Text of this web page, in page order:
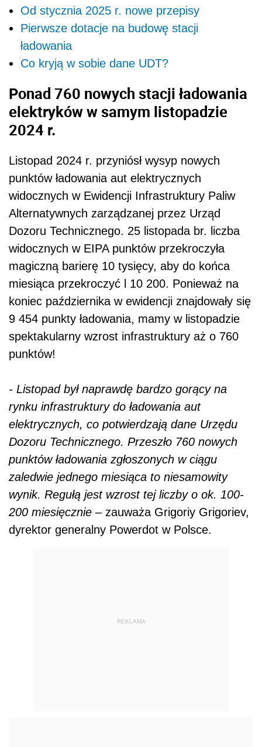
Od stycznia 2025 r. nowe przepisy
Pierwsze dotacje na budowę stacji
ładowania
Co kryją w sobie dane UDT?
Ponad 760 nowych stacji ładowania
elektryków w samym listopadzie
2024 r.
Listopad 2024 r. przyniósł wysyp nowych
punktów ładowania aut elektrycznych
widocznych w Ewidencji Infrastruktury Paliw
Alternatywnych zarządzanej przez Urząd
Dozoru Technicznego. 25 listopada br. liczba
widocznych w EIPA punktów przekroczyła
magiczną barierę 10 tysięcy, aby do końca
miesiąca przekroczyć l 10 200. Ponieważ na
koniec października w ewidencji znajdowały się
9 454 punkty ładowania, mamy w listopadzie
spektakularny wzrost infrastruktury aż o 760
punktów!
- Listopad był naprawdę bardzo gorący na
rynku infrastruktury do ładowania aut
elektrycznych, co potwierdzają dane Urzędu
Dozoru Technicznego. Przeszło 760 nowych
punktów ładowania zgłoszonych w ciągu
zaledwie jednego miesiąca to niesamowity
wynik. Regułą jest wzrost tej liczby o ok. 100-
200 miesięcznie –zauważa Grigoriy Grigoriev,
dyrektor generalny Powerdot w Polsce.
REKLAMA